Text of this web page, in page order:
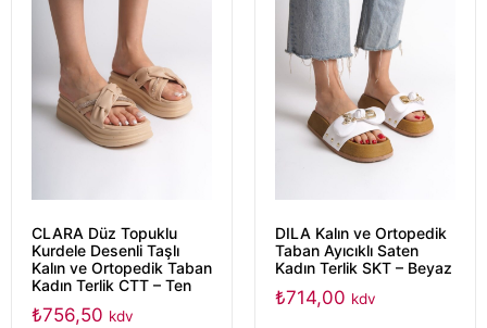
CLARA Düz Topuklu
Kurdele Desenli Taşlı
Kalın ve Ortopedik Taban
Kadın Terlik CTT – Ten
₺756,50 kdv
DILA Kalın ve Ortopedik
Taban Ayıcıklı Saten
Kadın Terlik SKT – Beyaz
₺714,00 kdv